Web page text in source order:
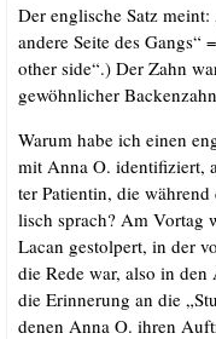
Der eng­li­sche Satz
ande­re Sei­te des
other side“.) Der Zahn
gewöhn­li­cher
War­um habe ich einen
mit Anna O. iden­ti­fi­ziert,
ter Pati­en­tin, die
lisch sprach? Am Vor­tag
Lacan gestol­pert, in der
die Rede war, also in den
die Erin­ne­rung an die
denen Anna O. ihren